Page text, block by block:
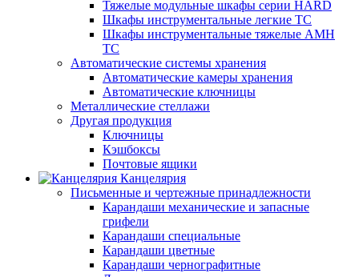
Тяжелые модульные шкафы серии HARD
Шкафы инструментальные легкие ТС
Шкафы инструментальные тяжелые AMH
TC
Автоматические системы хранения
Автоматические камеры хранения
Автоматические ключницы
Металлические стеллажи
Другая продукция
Ключницы
Кэшбоксы
Почтовые ящики
Канцелярия
Письменные и чертежные принадлежности
Карандаши механические и запасные
грифели
Карандаши специальные
Карандаши цветные
Карандаши чернографитные